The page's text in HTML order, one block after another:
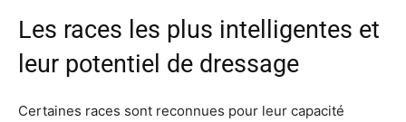
Les races les plus intelligentes et
leur potentiel de dressage
Certaines races sont reconnues pour leur capacité